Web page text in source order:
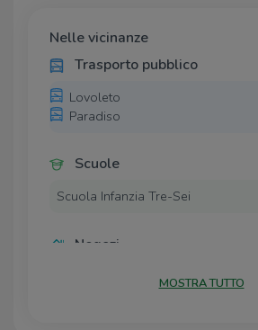
soluzione abitativa di qualità in una
immersa nel verde.
Nelle vicinanze
Trasporto pubblico
Lovoleto
Paradiso
Scuole
Scuola Infanzia Tre-Sei
Negozi
MOSTRA TUTTO